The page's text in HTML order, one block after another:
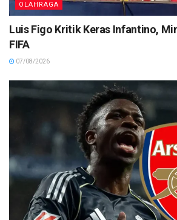
OLAHRAGA
Luis Figo Kritik Keras Infantino,
FIFA
07/08/2026